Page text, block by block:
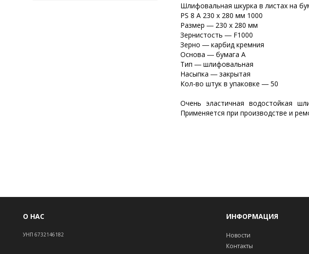
Шлифовальная шкурка в листах на
PS 8 A 230 x 280 мм 1000
Размер ― 230 x 280 мм
Зернистость ― F1000
Зерно ― карбид кремния
Основа ― бумага А
Тип ― шлифовальная
Насыпка ― закрытая
Кол-во штук в упаковке ― 50
Очень эластичная водостойкая
Применяется при производстве и
О НАС
УНП 6732146182
ИНФОРМАЦИЯ
Новости
Контакты